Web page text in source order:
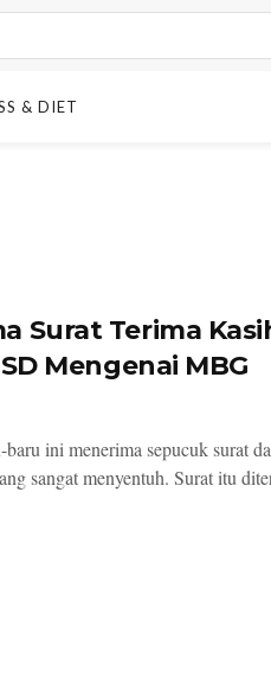
& DIET
Surat Terima
Mengenai MBG
ini menerima sepucuk surat
sangat menyentuh. Surat itu